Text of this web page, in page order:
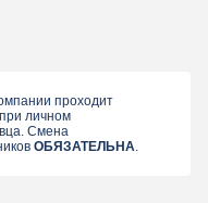
проходит
личном
Смена
ОБЯЗАТЕЛЬНА.